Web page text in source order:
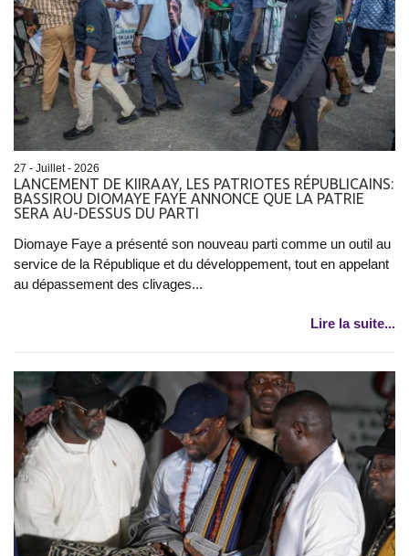
27 - Juillet - 2026
LANCEMENT DE KIIRAAY, LES PATRIOTES RÉPUBLICAINS:
BASSIROU DIOMAYE FAYE ANNONCE QUE LA PATRIE
SERA AU-DESSUS DU PARTI
Diomaye Faye a présenté son nouveau parti comme un outil au
service de la République et du développement, tout en appelant
au dépassement des clivages...
Lire la suite...